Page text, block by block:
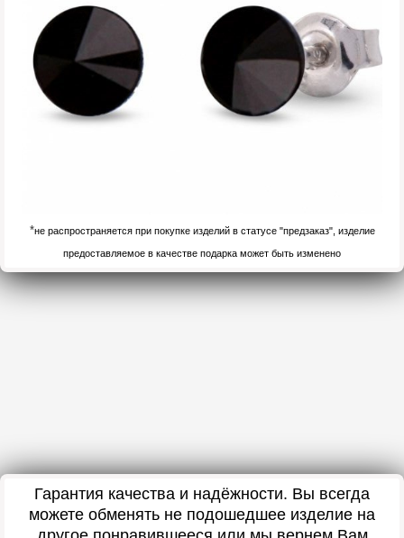
*не распространяется при покупке изделий в статусе "предзаказ", изделие
предоставляемое в качестве подарка может быть изменено
Гарантия качества и надёжности. Вы всегда
можете обменять не подошедшее изделие на